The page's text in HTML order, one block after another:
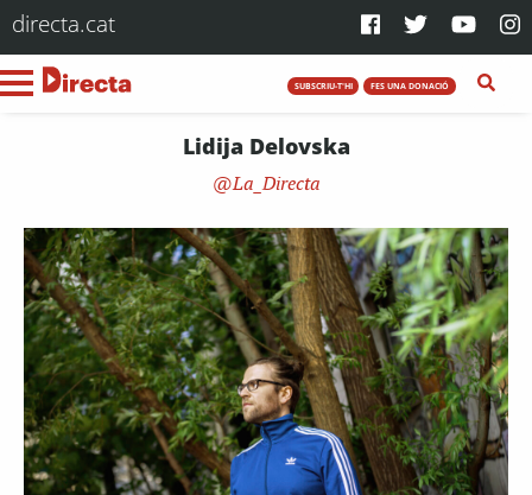
directa.cat
SUBSCRIU-T'HI FES UNA DONACIÓ
Lidija Delovska
La_Directa